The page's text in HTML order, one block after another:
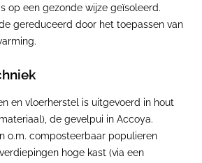
op een gezonde wijze geïsoleerd.
gereduceerd door het toepassen van
en vloerherstel is uitgevoerd in hout
de gevelpui in Accoya.
o.m. composteerbaar populieren
hoge kast (via een